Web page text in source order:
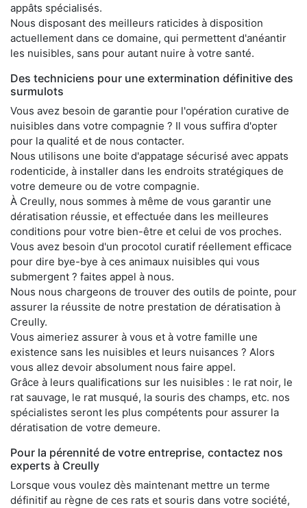
appâts spécialisés.
Nous disposant des meilleurs raticides à disposition
actuellement dans ce domaine, qui permettent d'anéantir
les nuisibles, sans pour autant nuire à votre santé.
Des techniciens pour une extermination définitive des
surmulots
Vous avez besoin de garantie pour l'opération curative de
nuisibles dans votre compagnie ? Il vous suffira d'opter
pour la qualité et de nous contacter.
Nous utilisons une boite d'appatage sécurisé avec appats
rodenticide, à installer dans les endroits stratégiques de
votre demeure ou de votre compagnie.
À Creully, nous sommes à même de vous garantir une
dératisation réussie, et effectuée dans les meilleures
conditions pour votre bien-être et celui de vos proches.
Vous avez besoin d'un procotol curatif réellement efficace
pour dire bye-bye à ces animaux nuisibles qui vous
submergent ? faites appel à nous.
Nous nous chargeons de trouver des outils de pointe, pour
assurer la réussite de notre prestation de dératisation à
Creully.
Vous aimeriez assurer à vous et à votre famille une
existence sans les nuisibles et leurs nuisances ? Alors
vous allez devoir absolument nous faire appel.
Grâce à leurs qualifications sur les nuisibles : le rat noir, le
rat sauvage, le rat musqué, la souris des champs, etc. nos
spécialistes seront les plus compétents pour assurer la
dératisation de votre demeure.
Pour la pérennité de votre entreprise, contactez nos
experts à Creully
Lorsque vous voulez dès maintenant mettre un terme
définitif au règne de ces rats et souris dans votre société,